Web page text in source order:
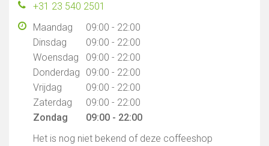
+31 23 540 2501
Maandag
09:00 - 22:00
Dinsdag
09:00 - 22:00
Woensdag
09:00 - 22:00
Donderdag
09:00 - 22:00
Vrijdag
09:00 - 22:00
Zaterdag
09:00 - 22:00
Zondag
09:00 - 22:00
Het is nog niet bekend of deze coffeeshop